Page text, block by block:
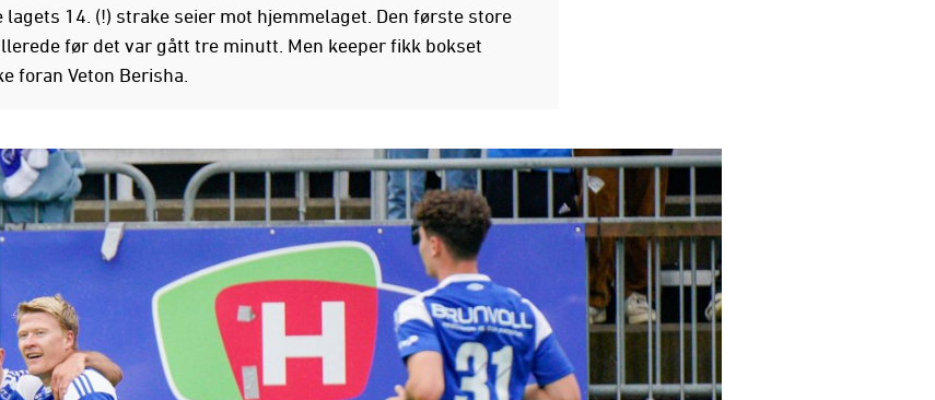
lagets 14. (!) strake seier mot hjemmelaget. Den første store
før det var gått tre minutt. Men keeper fikk bokset
foran Veton Berisha.